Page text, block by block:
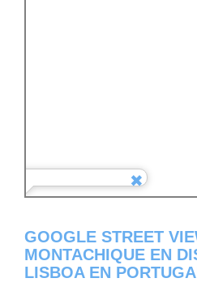
GOOGLE STREET
MONTACHIQUE EN
LISBOA EN